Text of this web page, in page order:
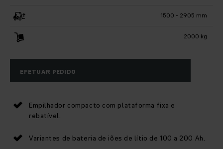
1500 - 2905 mm
2000 kg
EFETUAR PEDIDO
Empilhador compacto com plataforma fixa e
rebatível.
Variantes de bateria de iões de lítio de 100 a 200 Ah.